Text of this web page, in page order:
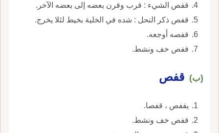
قفص الشيء : قرب وقرن بعضه إلى بعضه الآخر.
قفص ذكر النحل : شده في الخلية بخيط لئلا يخرج.
قفصه أوجعه.
قفص خف ونشط.
(ب) قفص
يقفص ، قفصا.
قفص خف ونشط.